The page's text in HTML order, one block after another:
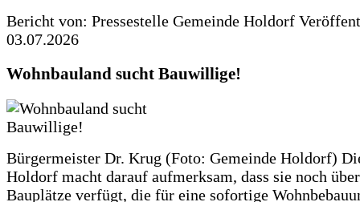
Bericht von: Pressestelle Gemeinde Holdorf
03.07.2026
Wohnbauland sucht Bauwillige!
Bürgermeister Dr. Krug (Foto: Gemeinde Holdorf)
Holdorf macht darauf aufmerksam, dass sie noch
Bauplätze verfügt, die für eine sofortige